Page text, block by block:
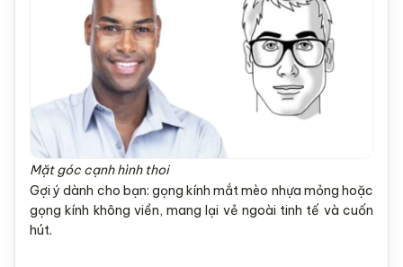
Mặt góc cạnh hình thoi
Gợi ý dành cho bạn: gọng kính mắt mèo nhựa mỏng hoặc
gọng kính không viền, mang lại vẻ ngoài tinh tế và cuốn
hút.